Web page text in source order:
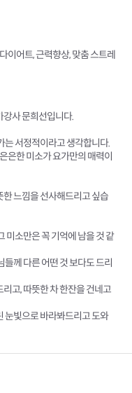
이어트, 근력향상, 맞춤 스트레
강사 문희선입니다.
는 서정적이라고 생각합니다.
은한 미소가 요가만의 매력이
느낌을 선사해드리고 싶습
미소만은 꼭 기억에 남을 것 같
께 다른 어떤 것 보다도 드리
고, 따뜻한 차 한잔을 건네고
눈빛으로 바라봐드리고 도와